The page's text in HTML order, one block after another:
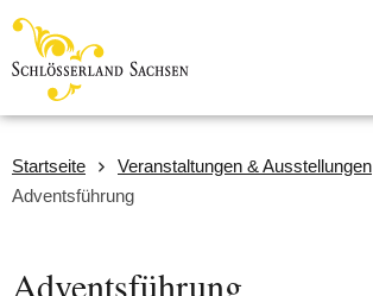
Startseite
Veranstaltungen & Ausstellungen
Adventsführung
Adventsführung